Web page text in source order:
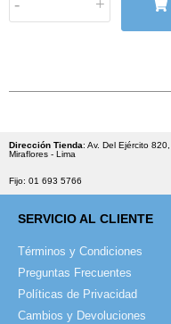
- +
Dirección Tienda: Av. Del Ejército 820,
Miraflores - Lima
Fijo: 01 693 5766
SERVICIO AL CLIENTE
Términos y Condiciones
Preguntas Frecuentes
Políticas de Privacidad
Cambios y Devoluciones